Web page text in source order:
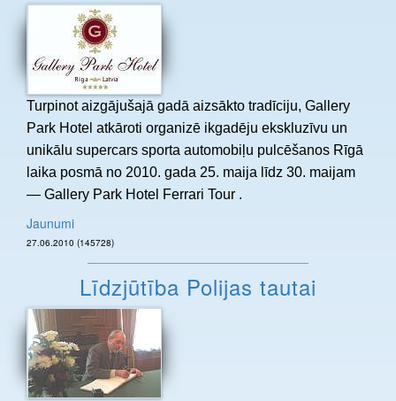
Turpinot aizgājušajā gadā aizsākto tradīciju, Gallery
Park Hotel atkāroti organizē ikgadēju ekskluzīvu un
unikālu supercars sporta automobiļu pulcēšanos Rīgā
laika posmā no 2010. gada 25. maija līdz 30. maijam
— Gallery Park Hotel Ferrari Tour .
Jaunumi
27.06.2010 (145728)
Līdzjūtība Polijas tautai